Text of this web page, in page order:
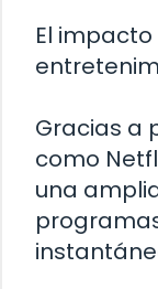
El
Gracias a
como
una